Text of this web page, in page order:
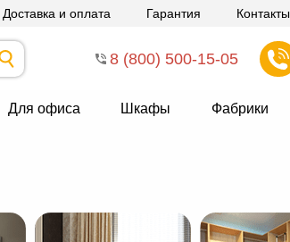
Доставка и оплата Гарантия Контакты
8 (800) 500-15-05
Для офиса Шкафы Фабрики